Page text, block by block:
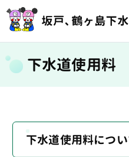
下水道使用料
下水道使用料につ